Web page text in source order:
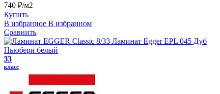
740 ₽/м2
Купить
В избранное В избранном
Сравнить
33
класс